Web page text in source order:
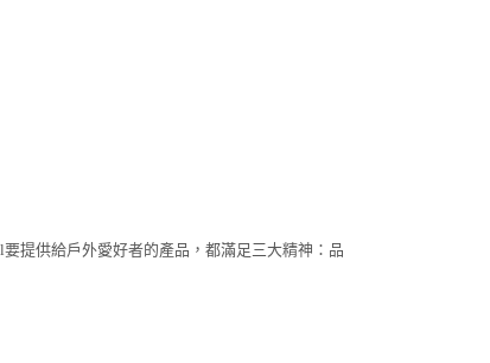
提供給戶外愛好者的產品，都滿足三大精神：品